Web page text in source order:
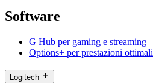
Software
G Hub per gaming e streaming
Options+ per prestazioni ottimali
Logitech